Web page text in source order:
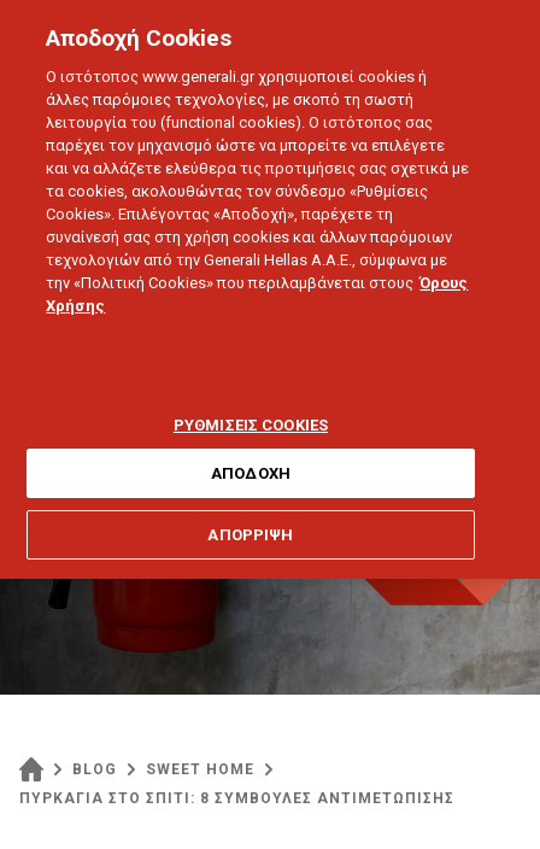
SWEET HOME
αντιμετώπισης
BLOG
SWEET HOME
ΠΥΡΚΑΓΙΑ ΣΤΟ ΣΠΙΤΙ: 8 ΣΥΜΒΟΥΛΕΣ ΑΝΤΙΜΕΤΩΠΙΣΗΣ
Αποδοχή Cookies
Ο ιστότοπος www.generali.gr χρησιμοποιεί cookies ή
άλλες παρόμοιες τεχνολογίες, με σκοπό τη σωστή
λειτουργία του (functional cookies). Ο ιστότοπος σας
παρέχει τον μηχανισμό ώστε να μπορείτε να επιλέγετε
και να αλλάζετε ελεύθερα τις προτιμήσεις σας σχετικά με
τα cookies, ακολουθώντας τον σύνδεσμο «Ρυθμίσεις
Cookies». Επιλέγοντας «Αποδοχή», παρέχετε τη
συναίνεσή σας στη χρήση cookies και άλλων παρόμοιων
τεχνολογιών από την Generali Hellas A.A.E., σύμφωνα με
την «Πολιτική Cookies» που περιλαμβάνεται στους Όρους
Χρήσης
ΡΥΘΜΙΣΕΙΣ COOKIES
ΑΠΟΡΡΙΨΗ
ΑΠΟΔΟΧΗ